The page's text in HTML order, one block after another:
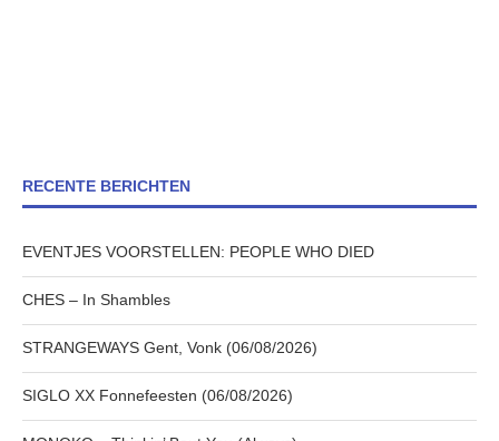
RECENTE BERICHTEN
EVENTJES VOORSTELLEN: PEOPLE WHO DIED
CHES – In Shambles
STRANGEWAYS Gent, Vonk (06/08/2026)
SIGLO XX Fonnefeesten (06/08/2026)